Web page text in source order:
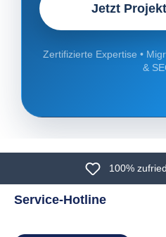
Jetzt
Zertifizierte Expertise •
&
100%
Service-Hotline